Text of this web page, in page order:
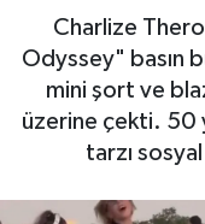
Charlize
Odyssey" basın
mini şort ve
üzerine çekti. 50
tarzı
Kültür Sanat
Magazin